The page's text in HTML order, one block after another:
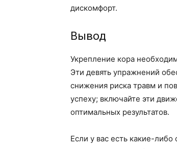
дискомфорт.
Вывод
Укрепление кора
Эти девять упражнений
снижения риска травм и
успеху; включайте эти
оптимальных результатов.
Если у вас есть какие-